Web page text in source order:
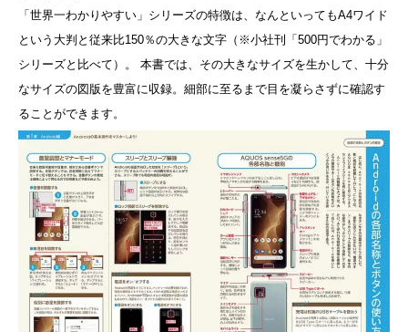
「世界一わかりやすい」シリーズの特徴は、なんといってもA4ワイド
という大判と従来比150％の大きな文字（※小社刊「500円でわかる」
シリーズと比べて）。 本書では、その大きなサイズを生かして、十分
なサイズの図版を豊富に収録。細部に至るまで目を凝らさずに確認す
ることができます。